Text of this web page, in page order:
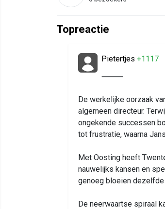
Topreactie
Pietertjes +1117
⸻
De werkelijke oorzaak
algemeen directeur.
ongekende successen
tot frustratie, waarna
Met Oosting heeft
nauwelijks kansen en
genoeg bloeien
De neerwaartse spiraal